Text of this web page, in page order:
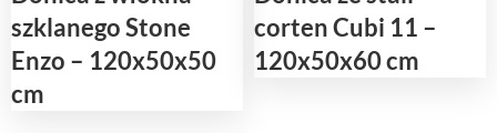
szklanego Stone
Enzo – 120x50x50
cm
corten Cubi 11 –
120x50x60 cm